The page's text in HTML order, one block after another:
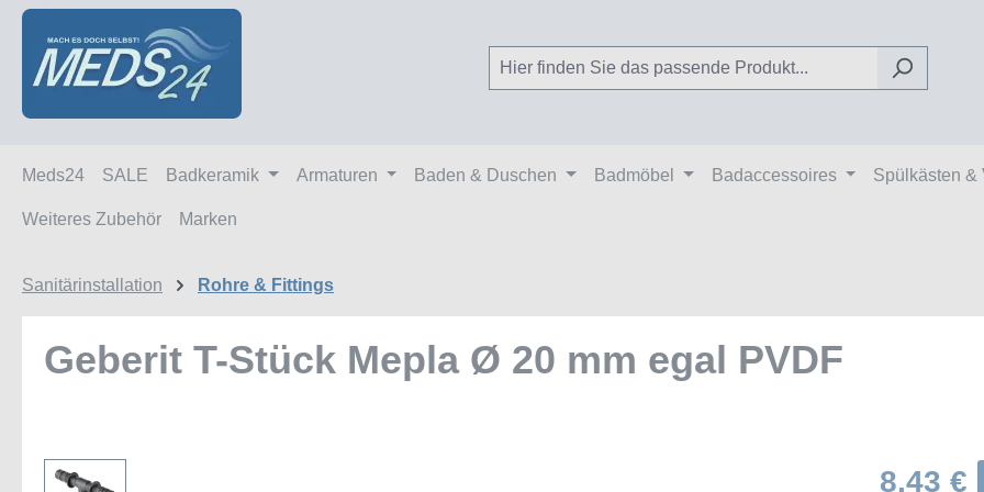
Hauptinhalt springen
Zur Suche springen
Zur Hauptnavigation springen
Meds24 SALE Badkeramik Armaturen Baden & Duschen Badmöbel Badaccessoires Spülkästen &
Weiteres Zubehör Marken
Sanitärinstallation Rohre & Fittings
Geberit T-Stück Mepla Ø 20 mm egal PVDF
Bildergalerie überspringen 8,43 €